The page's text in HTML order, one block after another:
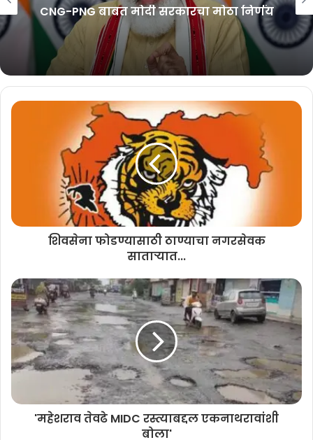
४८०९ लोकप्रतिनिधींचे मतांचे मूल्य हे १० लाख, ८६ हजार, ४३१ एवढे आहे.
लोकसभा आणि राज्यसभेतील ७७६ खासदारांच्या प्रत्येक मताचे मूल्य हे ७०० एवढे
असेल. खासदारांच्या एकूण मतांचे मूल्य हे ५ लाख, ४३ हजार, २०० आहे. विविध
राज्यांमधील आमदारांच्या एकूण मतांचे मूल्य हे ५ लाख, ४३ हजार, २३१ एवढे आहे.
राष्ट्रीय लोकशाही आघाडीच्या उमेदवार द्रौपदी मुर्मू यांना विविध पक्षांचा पाठिंबा
लाभला आहे. राष्ट्रपतीपदाची निवडणूक जाहीर झाली तेव्हा भाजपकडे ५०
टक्क्यांच्या आसपास मते होती. पण, आदिवासी समाजातील महिला उमेदवार म्हणून
विविध राजकीय व प्रादेशिक पक्षांनी पाठिंबा जाहीर केल्याने मुर्मू यांना ६० टक्क्यांपेक्षा
अधिक मते मिळण्याची शक्यता आहे. मुर्मू यांना राष्ट्रीय लोकशाही आघाडीबरोबरच
बिजू जनता दल, अण्णा द्रमुक, वायएसआर काँग्रेस, जनता दल धर्मनिरपेक्ष,
अकाली दल, शिवसेना, झारखंड मुक्ती मोर्चा, बसप, तेलुगू देसम या पक्षांनी पाठिंबा
जाहीर केला आहे. १० लाख, ८६ हजार, ४३१ एकूण मत मूल्यांपैकी मुर्मू यांना साडे
सहा लाखांपेक्षा अधिक मतमूल्य मिळेल, असा विश्वास भाजपच्या गोटातून व्यक्त
CNG-PNG बाबत मोदी सरकारचा मोठा निर्णय
शिवसेना फोडण्यासाठी ठाण्याचा नगरसेवक
साताऱ्यात...
'महेशराव तेवढे MIDC रस्त्याबद्दल एकनाथरावांशी
बोला'